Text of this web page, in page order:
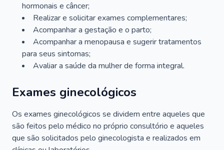
hormonais e câncer;
Realizar e solicitar exames complementares;
Acompanhar a gestação e o parto;
Acompanhar a menopausa e sugerir tratamentos
para seus sintomas;
Avaliar a saúde da mulher de forma integral.
Exames ginecológicos
Os exames ginecológicos se dividem entre aqueles que
são feitos pelo médico no próprio consultório e aqueles
que são solicitados pelo ginecologista e realizados em